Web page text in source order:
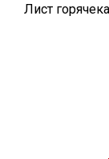
Лист